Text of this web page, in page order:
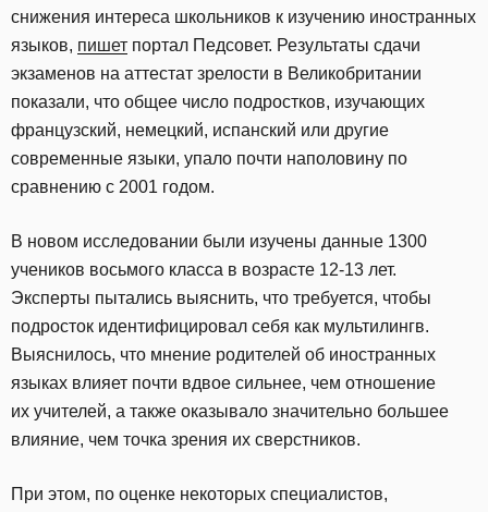
снижения интереса школьников к изучению иностранных
языков, пишет портал Педсовет. Результаты сдачи
экзаменов на аттестат зрелости в Великобритании
показали, что общее число подростков, изучающих
французский, немецкий, испанский или другие
современные языки, упало почти наполовину по
сравнению с 2001 годом.
В новом исследовании были изучены данные 1300
учеников восьмого класса в возрасте 12-13 лет.
Эксперты пытались выяснить, что требуется, чтобы
подросток идентифицировал себя как мультилингв.
Выяснилось, что мнение родителей об иностранных
языках влияет почти вдвое сильнее, чем отношение
их учителей, а также оказывало значительно большее
влияние, чем точка зрения их сверстников.
При этом, по оценке некоторых специалистов,